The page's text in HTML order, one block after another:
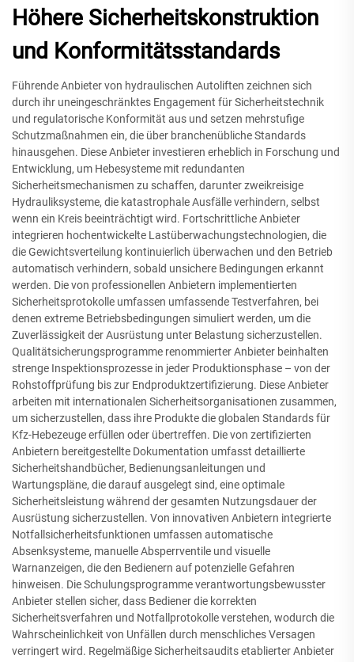
Höhere Sicherheitskonstruktion
und Konformitätsstandards
Führende Anbieter von hydraulischen Autoliften zeichnen sich
durch ihr uneingeschränktes Engagement für Sicherheitstechnik
und regulatorische Konformität aus und setzen mehrstufige
Schutzmaßnahmen ein, die über branchenübliche Standards
hinausgehen. Diese Anbieter investieren erheblich in Forschung und
Entwicklung, um Hebesysteme mit redundanten
Sicherheitsmechanismen zu schaffen, darunter zweikreisige
Hydrauliksysteme, die katastrophale Ausfälle verhindern, selbst
wenn ein Kreis beeinträchtigt wird. Fortschrittliche Anbieter
integrieren hochentwickelte Lastüberwachungstechnologien, die
die Gewichtsverteilung kontinuierlich überwachen und den Betrieb
automatisch verhindern, sobald unsichere Bedingungen erkannt
werden. Die von professionellen Anbietern implementierten
Sicherheitsprotokolle umfassen umfassende Testverfahren, bei
denen extreme Betriebsbedingungen simuliert werden, um die
Zuverlässigkeit der Ausrüstung unter Belastung sicherzustellen.
Qualitätsicherungsprogramme renommierter Anbieter beinhalten
strenge Inspektionsprozesse in jeder Produktionsphase – von der
Rohstoffprüfung bis zur Endproduktzertifizierung. Diese Anbieter
arbeiten mit internationalen Sicherheitsorganisationen zusammen,
um sicherzustellen, dass ihre Produkte die globalen Standards für
Kfz-Hebezeuge erfüllen oder übertreffen. Die von zertifizierten
Anbietern bereitgestellte Dokumentation umfasst detaillierte
Sicherheitshandbücher, Bedienungsanleitungen und
Wartungspläne, die darauf ausgelegt sind, eine optimale
Sicherheitsleistung während der gesamten Nutzungsdauer der
Ausrüstung sicherzustellen. Von innovativen Anbietern integrierte
Notfallsicherheitsfunktionen umfassen automatische
Absenksysteme, manuelle Absperrventile und visuelle
Warnanzeigen, die den Bedienern auf potenzielle Gefahren
hinweisen. Die Schulungsprogramme verantwortungsbewusster
Anbieter stellen sicher, dass Bediener die korrekten
Sicherheitsverfahren und Notfallprotokolle verstehen, wodurch die
Wahrscheinlichkeit von Unfällen durch menschliches Versagen
verringert wird. Regelmäßige Sicherheitsaudits etablierter Anbieter